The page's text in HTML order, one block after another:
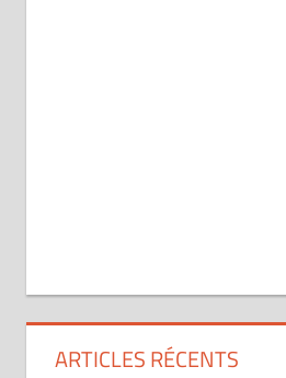
ARTICLES RÉCENTS